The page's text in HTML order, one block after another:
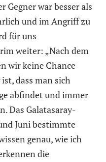
Gegner war besser als
und im Angriff zu
für uns
weiter: „Nach dem
wir keine Chance
dass man sich
abfindet und immer
Das Galatasaray-
Juni bestimmte
genau, wie ich
die